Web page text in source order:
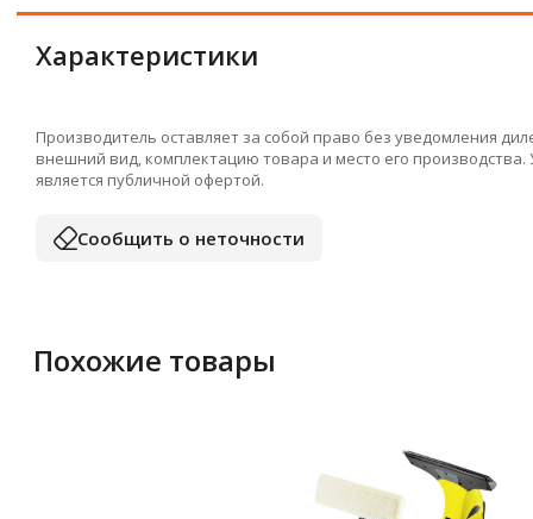
Характеристики
Производитель оставляет за собой право без уведомления
внешний вид, комплектацию товара и место его
является публичной офертой.
Сообщить о неточности
Похожие товары